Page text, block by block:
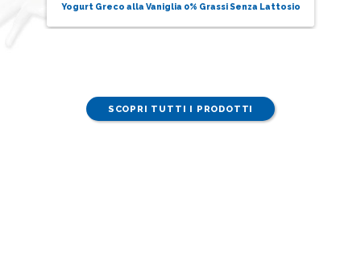
Yogurt Greco alla Vaniglia 0% Grassi Senza Lattosio
SCOPRI TUTTI I PRODOTTI